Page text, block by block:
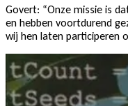
Govert: “Onze missie is
en hebben voortdurend
wij hen laten participeren